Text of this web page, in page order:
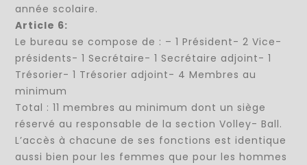
année scolaire.
Article 6:
Le bureau se compose de : – 1 Président- 2 Vice-
présidents- 1 Secrétaire- 1 Secrétaire adjoint- 1
Trésorier- 1 Trésorier adjoint- 4 Membres au
minimum
Total : 11 membres au minimum dont un siège
réservé au responsable de la section Volley- Ball.
L’accès à chacune de ses fonctions est identique
aussi bien pour les femmes que pour les hommes